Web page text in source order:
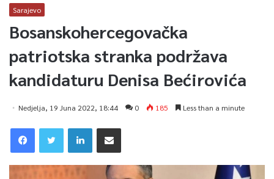
Sarajevo
Bosanskohercegovačka
patriotska stranka podržava
kandidaturu Denisa Bećirovića
Nedjelja, 19 Juna 2022, 18:44 0 185 Less than a minute